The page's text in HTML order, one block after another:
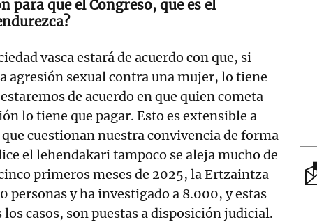
para que el Congreso, que es el
vasca estará de acuerdo con que, si
agresión sexual contra una mujer, lo tiene
de acuerdo en que quien cometa
lo tiene que pagar. Esto es extensible a
cuestionan nuestra convivencia de forma
el lehendakari tampoco se aleja mucho de
primeros meses de 2025, la Ertzaintza
personas y ha investigado a 8.000, y estas
casos, son puestas a disposición judicial.